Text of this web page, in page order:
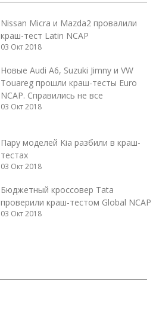
Nissan Micra и Mazda2 провалили
краш-тест Latin NCAP
03 Окт 2018
Новые Audi A6, Suzuki Jimny и VW
Touareg прошли краш-тесты Euro
NCAP. Справились не все
03 Окт 2018
Пару моделей Kia разбили в краш-
тестах
03 Окт 2018
Бюджетный кроссовер Tata
проверили краш-тестом Global NCAP
03 Окт 2018